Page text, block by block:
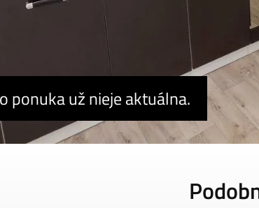
ponuka už nieje aktuálna.